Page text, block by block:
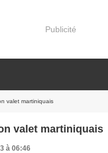
Publicité
valet martiniquais
valet martiniquais
à 06:46